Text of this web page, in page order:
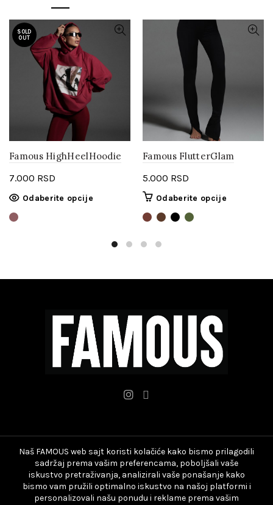
SOLD
OUT
Famous HighHeelHoodie
7.000 RSD
Odaberite opcijeOvaj
mogu
na
stranici
proizvoda.
Famous FlutterGlam
5.000 RSD
Odaberite opcijeOvaj
mogu
Naš FAMOUS web sajt koristi kolačiće kako bismo prilagodili
sadržaj prema vašim preferencama, poboljšali vaše
iskustvo pretraživanja, analizirali vaše ponašanje kako
bismo vam pružili optimalno iskustvo na našoj platformi i
personalizovali našu ponudu i reklame prema vašim